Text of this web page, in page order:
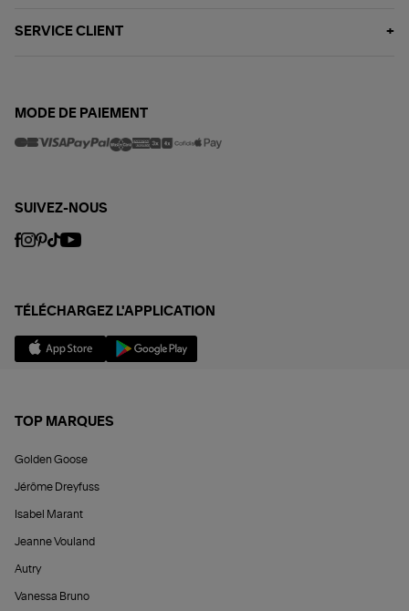
SERVICE CLIENT
MODE DE PAIEMENT
SUIVEZ-NOUS
TÉLÉCHARGEZ L'APPLICATION
TOP MARQUES
Golden Goose
Jérôme Dreyfuss
Isabel Marant
Jeanne Vouland
Autry
Vanessa Bruno